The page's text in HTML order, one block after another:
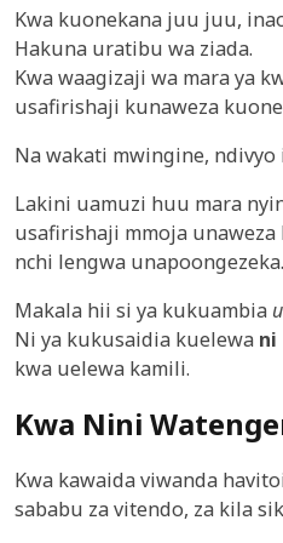
Kwa kuonekana juu juu,
Hakuna uratibu wa ziada.
Kwa waagizaji wa mara ya
usafirishaji kunaweza
Na wakati mwingine,
Lakini uamuzi huu mara
usafirishaji mmoja
nchi lengwa unapoongezeka.
Makala hii si ya kukuambia
Ni ya kukusaidia kuelewa ni
kwa uelewa kamili.
Kwa Nini
Kwa kawaida viwanda
sababu za vitendo, za kila